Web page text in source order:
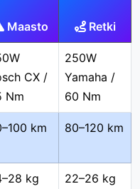
Maasto Retki
CX /
Nm
250W
Yamaha /
60 Nm
km 80–120 km
kg 22–26 kg